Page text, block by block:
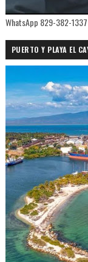
WhatsApp 829-382-1337
PUERTO Y PLAYA EL